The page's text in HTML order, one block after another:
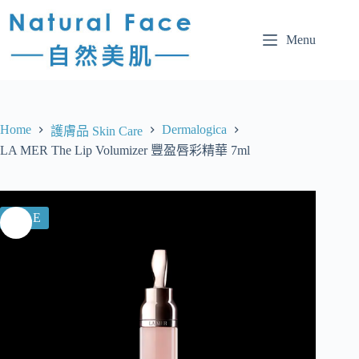
Menu
Home 護膚品 Skin Care
Dermalogica
LA MER The Lip Volumizer 豐盈唇彩精華 7ml
SALE